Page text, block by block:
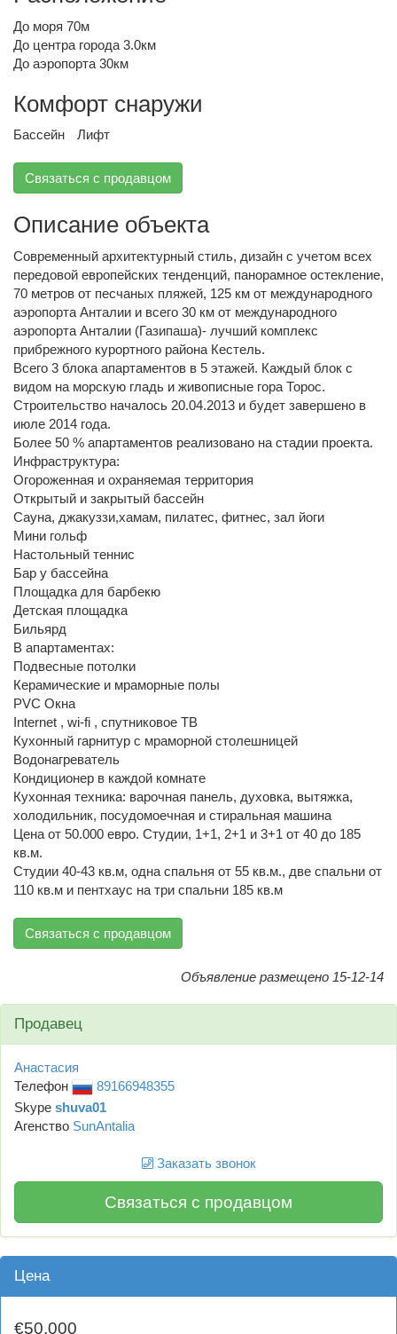
До моря 70м
До центра города 3.0км
До аэропорта 30км
Комфорт снаружи
Бассейн Лифт
Связаться с продавцом
Описание объекта
Современный архитектурный стиль, дизайн с учетом всех
передовой европейских тенденций, панорамное остекление,
70 метров от песчаных пляжей, 125 км от международного
аэропорта Анталии и всего 30 км от международного
аэропорта Анталии (Газипаша)- лучший комплекс
прибрежного курортного района Кестель.
Всего 3 блока апартаментов в 5 этажей. Каждый блок с
видом на морскую гладь и живописные гора Торос.
Строительство началось 20.04.2013 и будет завершено в
июле 2014 года.
Более 50 % апартаментов реализовано на стадии проекта.
Инфраструктура:
Огороженная и охраняемая территория
Открытый и закрытый бассейн
Сауна, джакуззи,хамам, пилатес, фитнес, зал йоги
Мини гольф
Настольный теннис
Бар у бассейна
Площадка для барбекю
Детская площадка
Бильярд
В апартаментах:
Подвесные потолки
Керамические и мраморные полы
PVC Окна
Internet , wi-fi , спутниковое ТВ
Кухонный гарнитур с мраморной столешницей
Водонагреватель
Кондиционер в каждой комнате
Кухонная техника: варочная панель, духовка, вытяжка,
холодильник, посудомоечная и стиральная машина
Цена от 50.000 евро. Студии, 1+1, 2+1 и 3+1 от 40 до 185
кв.м.
Студии 40-43 кв.м, одна спальня от 55 кв.м., две спальни от
110 кв.м и пентхаус на три спальни 185 кв.м
Связаться с продавцом
Объявление размещено 15-12-14
Продавец
Анастасия
Телефон
89166948355
Skype shuva01
Агенство SunAntalia
Заказать звонок
Связаться с продавцом
Цена
€50,000